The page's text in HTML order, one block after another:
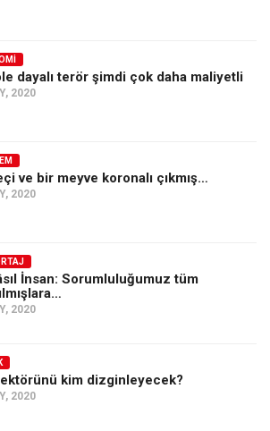
dayalı terör şimdi çok daha maliyetli
2020
ve bir meyve koronalı çıkmış…
2020
İnsan: Sorumluluğumuz tüm
2020
kim dizginleyecek?
2020